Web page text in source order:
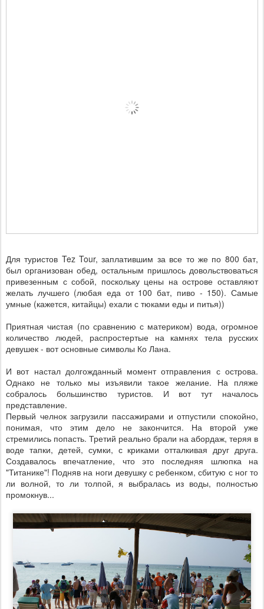
Для туристов Tez Tour, заплатившим за все то же по 800 бат,
был организован обед, остальным пришлось довольствоваться
привезенным с собой, поскольку цены на острове оставляют
желать лучшего (любая еда от 100 бат, пиво - 150). Самые
умные (кажется, китайцы) ехали с тюками еды и питья))
Приятная чистая (по сравнению с материком) вода, огромное
количество людей, распростертые на камнях тела русских
девушек - вот основные символы Ко Лана.
И вот настал долгожданный момент отправления с острова.
Однако не только мы изъявили такое желание. На пляже
собралось большинство туристов. И вот тут началось
представление.
Первый челнок загрузили пассажирами и отпустили спокойно,
понимая, что этим дело не закончится. На второй уже
стремились попасть. Третий реально брали на абордаж, теряя в
воде тапки, детей, сумки, с криками отталкивая друг друга.
Создавалось впечатление, что это последняя шлюпка на
"Титанике"! Подняв на ноги девушку с ребенком, сбитую с ног то
ли волной, то ли толпой, я выбралась из воды, полностью
промокнув...